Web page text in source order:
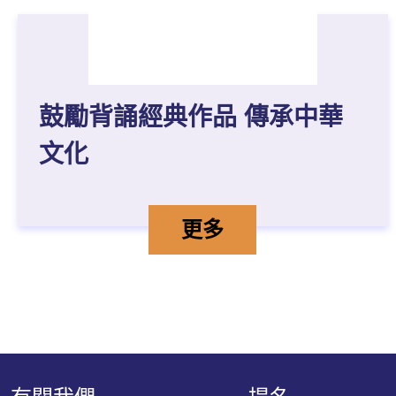
鼓勵背誦經典作品 傳承中華
文化
鼓勵背誦經典作品 傳
更多詳情